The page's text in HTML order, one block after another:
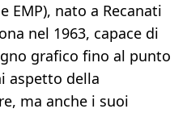
EMP), nato a Recanati
nel 1963, capace di
grafico fino al punto
aspetto della
ma anche i suoi